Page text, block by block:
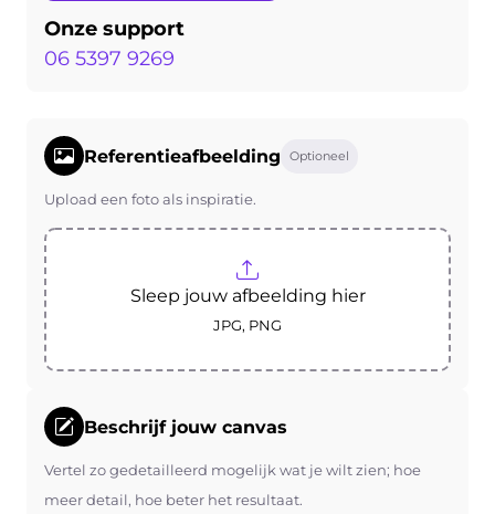
Onze support
06 5397 9269
Referentieafbeelding Optioneel
Upload een foto als inspiratie.
Sleep jouw afbeelding hier
JPG, PNG
Beschrijf jouw canvas
Vertel zo gedetailleerd mogelijk wat je wilt zien; hoe
meer detail, hoe beter het resultaat.